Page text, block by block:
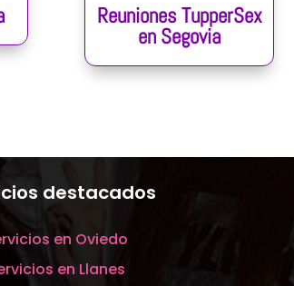
Reuniones TupperSex
en Segovia
destacados
en Oviedo
en Llanes